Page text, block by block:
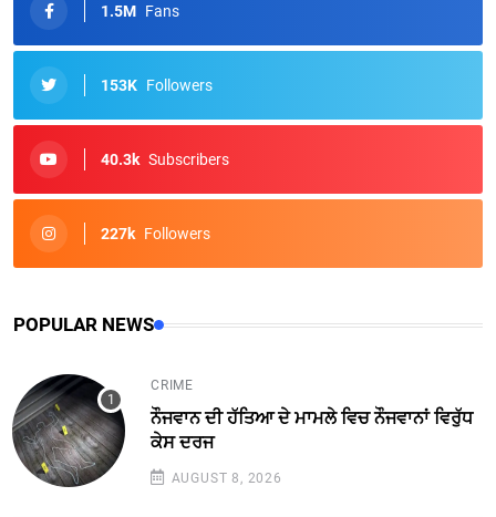
1.5M Fans
153K Followers
40.3k Subscribers
227k Followers
POPULAR NEWS
CRIME
ਨੌਜਵਾਨ ਦੀ ਹੱਤਿਆ ਦੇ ਮਾਮਲੇ ਵਿਚ ਨੌਜਵਾਨਾਂ ਵਿਰੁੱਧ
ਕੇਸ ਦਰਜ
AUGUST 8, 2026